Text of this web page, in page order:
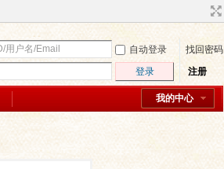
自动登录
找回密码
登录 注册
我的中心